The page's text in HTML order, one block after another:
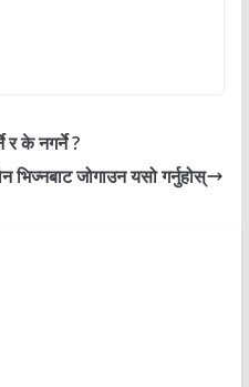
र के नगर्ने ?
भिज्नबाट जोगाउन यसो गर्नुहोस्